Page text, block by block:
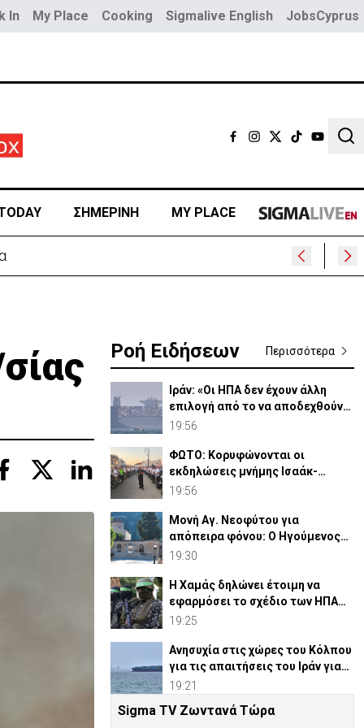
In My Place Cooking Sigmalive English JobsCyprus
ΣΗΜΕΡΙΝΗ MY PLACE
Ροή Ειδήσεων Περισσότερα
Ιράν: «Οι ΗΠΑ δεν έχουν άλλη
επιλογή από το να αποδεχθούν
τη νέα κατάσταση»
19:56
ΦΩΤΟ: Κορυφώνονται οι
εκδηλώσεις μνήμης Ισαάκ-
Σολωμού στο Παραλίμνι
19:56
Μονή Αγ. Νεοφύτου για
απόπειρα φόνου: Ο Ηγούμενος
επέδειξε «ιδιαίτερη υπομονή»
19:30
Η Χαμάς δηλώνει έτοιμη να
εφαρμόσει το σχέδιο των ΗΠΑ
για τη Γάζα
19:25
Ανησυχία στις χώρες του Κόλπου
για τις απαιτήσεις του Ιράν για
τα Στενά Ορμούζ
19:21
Ξεκαθαρίζει η Αστυνομία:
Sigma TV Ζωντανά Τώρα